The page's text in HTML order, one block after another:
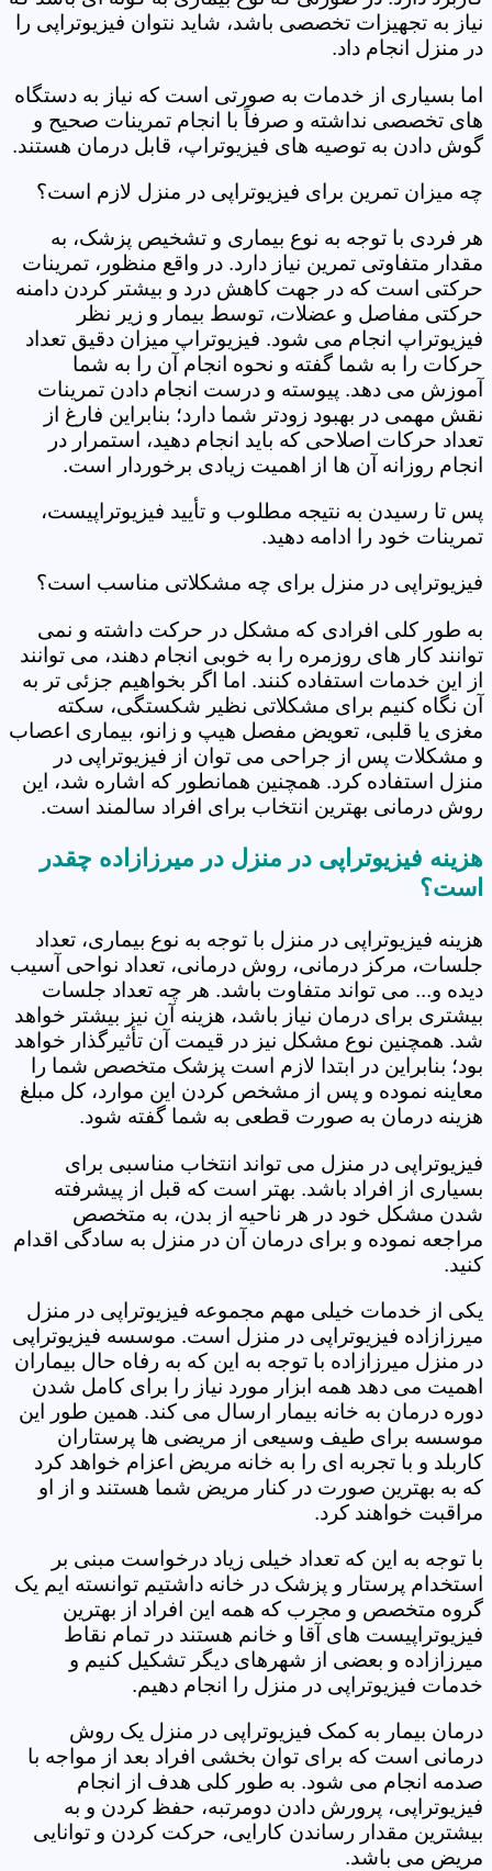
نیاز به تجهیزات تخصصی باشد، شاید نتوان فیزیوتراپی را
در منزل انجام داد.
اما بسیاری از خدمات به صورتی است که نیاز به دستگاه
های تخصصی نداشته و صرفاً با انجام تمرینات صحیح و
گوش دادن به توصیه های فیزیوتراپ، قابل درمان هستند.
چه میزان تمرین برای فیزیوتراپی در منزل لازم است؟
هر فردی با توجه به نوع بیماری و تشخیص پزشک، به
مقدار متفاوتی تمرین نیاز دارد. در واقع منظور، تمرینات
حرکتی است که در جهت کاهش درد و بیشتر کردن دامنه
حرکتی مفاصل و عضلات، توسط بیمار و زیر نظر
فیزیوتراپ انجام می شود. فیزیوتراپ میزان دقیق تعداد
حرکات را به شما گفته و نحوه انجام آن را به شما
آموزش می دهد. پیوسته و درست انجام دادن تمرینات
نقش مهمی در بهبود زودتر شما دارد؛ بنابراین فارغ از
تعداد حرکات اصلاحی که باید انجام دهید، استمرار در
انجام روزانه آن ها از اهمیت زیادی برخوردار است.
پس تا رسیدن به نتیجه مطلوب و تأیید فیزیوتراپیست،
تمرینات خود را ادامه دهید.
فیزیوتراپی در منزل برای چه مشکلاتی مناسب است؟
به طور کلی افرادی که مشکل در حرکت داشته و نمی
توانند کار های روزمره را به خوبی انجام دهند، می توانند
از این خدمات استفاده کنند. اما اگر بخواهیم جزئی تر به
آن نگاه کنیم برای مشکلاتی نظیر شکستگی، سکته
مغزی یا قلبی، تعویض مفصل هیپ و زانو، بیماری اعصاب
و مشکلات پس از جراحی می توان از فیزیوتراپی در
منزل استفاده کرد. همچنین همانطور که اشاره شد، این
روش درمانی بهترین انتخاب برای افراد سالمند است.
هزینه فیزیوتراپی در منزل در میرزازاده چقدر
است؟
هزینه فیزیوتراپی در منزل با توجه به نوع بیماری، تعداد
جلسات، مرکز درمانی، روش درمانی، تعداد نواحی آسیب
دیده و... می تواند متفاوت باشد. هر چه تعداد جلسات
بیشتری برای درمان نیاز باشد، هزینه آن نیز بیشتر خواهد
شد. همچنین نوع مشکل نیز در قیمت آن تأثیرگذار خواهد
بود؛ بنابراین در ابتدا لازم است پزشک متخصص شما را
معاینه نموده و پس از مشخص کردن این موارد، کل مبلغ
هزینه درمان به صورت قطعی به شما گفته شود.
فیزیوتراپی در منزل می تواند انتخاب مناسبی برای
بسیاری از افراد باشد. بهتر است که قبل از پیشرفته
شدن مشکل خود در هر ناحیه از بدن، به متخصص
مراجعه نموده و برای درمان آن در منزل به سادگی اقدام
کنید.
یکی از خدمات خیلی مهم مجموعه فیزیوتراپی در منزل
میرزازاده فیزیوتراپی در منزل است. موسسه فیزیوتراپی
در منزل میرزازاده با توجه به این که به رفاه حال بیماران
اهمیت می دهد همه ابزار مورد نیاز را برای کامل شدن
دوره درمان به خانه بیمار ارسال می کند. همین طور این
موسسه برای طیف وسیعی از مریضی ها پرستاران
کاربلد و با تجربه ای را به خانه مریض اعزام خواهد کرد
که به بهترین صورت در کنار مریض شما هستند و از او
مراقبت خواهند کرد.
با توجه به این که تعداد خیلی زیاد درخواست مبنی بر
استخدام پرستار و پزشک در خانه داشتیم توانسته ایم یک
گروه متخصص و مجرب که همه این افراد از بهترین
فیزیوتراپیست های آقا و خانم هستند در تمام نقاط
میرزازاده و بعضی از شهرهای دیگر تشکیل کنیم و
خدمات فیزیوتراپی در منزل را انجام دهیم.
درمان بیمار به کمک فیزیوتراپی در منزل یک روش
درمانی است که برای توان بخشی افراد بعد از مواجه با
صدمه انجام می شود. به طور کلی هدف از انجام
فیزیوتراپی، پرورش دادن دومرتبه، حفظ کردن و به
بیشترین مقدار رساندن کارایی، حرکت کردن و توانایی
مریض می باشد.